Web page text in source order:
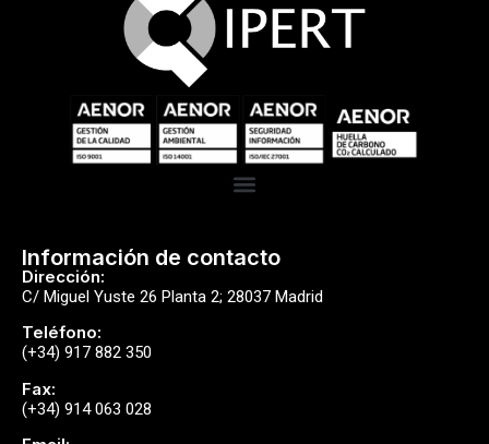
Información de contacto
Dirección:
C/ Miguel Yuste 26 Planta 2; 28037 Madrid
Teléfono:
(+34) 917 882 350
Fax:
(+34) 914 063 028